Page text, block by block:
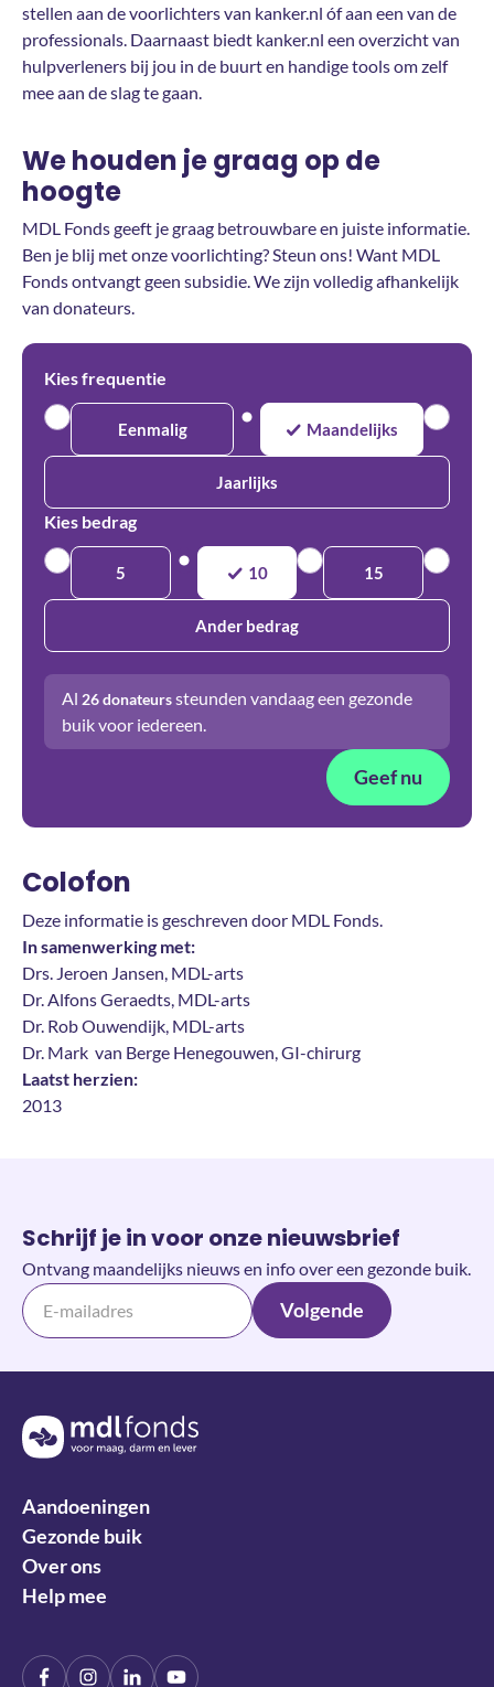
stellen aan de voorlichters van kanker.nl óf aan een van de
professionals. Daarnaast biedt kanker.nl een overzicht van
hulpverleners bij jou in de buurt en handige tools om zelf
mee aan de slag te gaan.
We houden je graag op de
hoogte
MDL Fonds geeft je graag betrouwbare en juiste informatie.
Ben je blij met onze voorlichting? Steun ons! Want MDL
Fonds ontvangt geen subsidie. We zijn volledig afhankelijk
van donateurs.
Kies frequentie
Eenmalig Maandelijks
Jaarlijks
Kies bedrag
5 10 15
Ander bedrag
Al 26donateurssteunden vandaag een gezonde
buik voor iedereen.
Geef nu
Colofon
Deze informatie is geschreven door MDL Fonds.
In samenwerking met:
Drs. Jeroen Jansen, MDL-arts
Dr. Alfons Geraedts, MDL-arts
Dr. Rob Ouwendijk, MDL-arts
Dr. Mark van Berge Henegouwen, GI-chirurg
Laatst herzien:
2013
Schrijf je in voor onze nieuwsbrief
Ontvang maandelijks nieuws en info over een gezonde buik.
Volgende
Terug naar de homepage
Aandoeningen
Gezonde buik
Over ons
Help mee